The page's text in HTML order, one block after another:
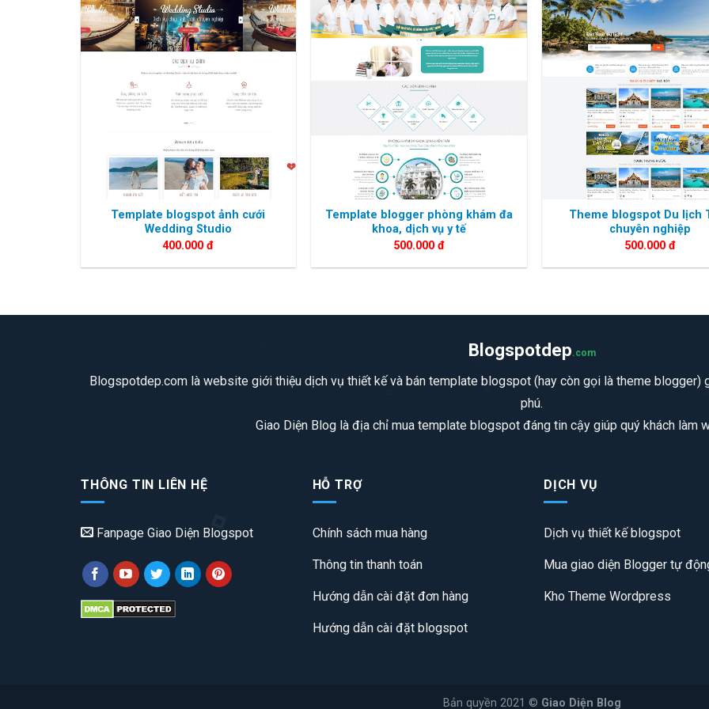
Template blogspot ảnh cưới
Wedding Studio
400.000đ
Template blogger phòng khám đa
khoa, dịch vụ y tế
500.000 đ
Theme blogspot Du lịch
chuyên nghiệp
500.000 đ
Blogspotdep.com
Blogspotdep.com là website giới thiệu dịch vụ thiết kế và bán template blogspot (hay còn gọi là theme blogger)
phú.
Giao Diện Blog là địa chỉ mua template blogspot đáng tin cậy giúp quý khách làm
THÔNG TIN LIÊN HỆ
Fanpage Giao Diện Blogspot
HỖ TRỢ
Chính sách mua hàng
Thông tin thanh toán
Hướng dẫn cài đặt đơn hàng
Hướng dẫn cài đặt blogspot
DỊCH VỤ
Dịch vụ thiết kế blogspot
Mua giao diện Blogger tự
Kho Theme Wordpress
Bản quyền 2021 © Giao Diện Blog